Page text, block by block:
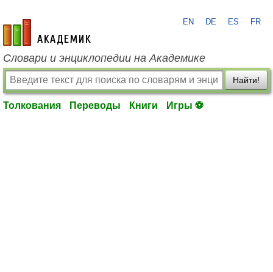
academic.ru
EN DE ES FR
Словари и энциклопедии на Академике
Найти!
Толкования Переводы Книги Игры ⚽